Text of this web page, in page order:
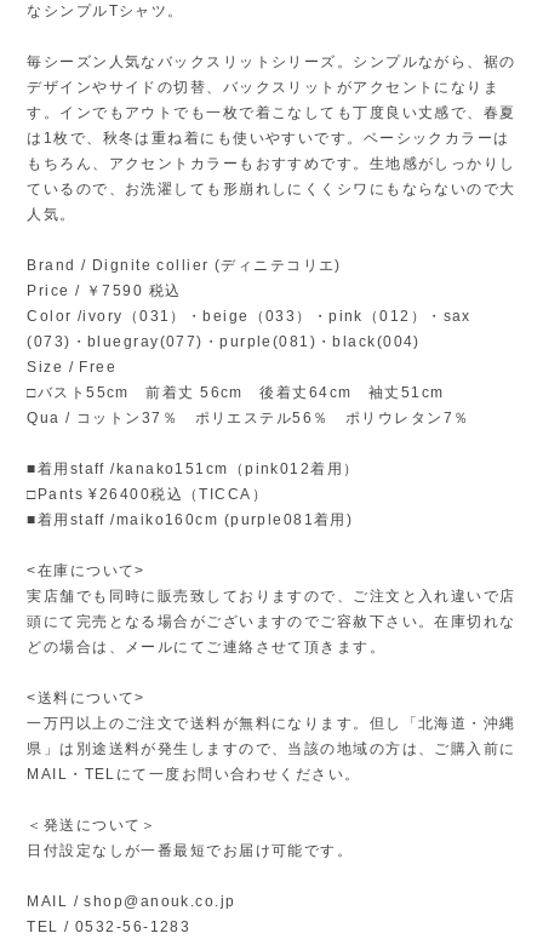
なシンプルTシャツ。
毎シーズン人気なバックスリットシリーズ。シンプルながら、裾の
デザインやサイドの切替、バックスリットがアクセントになりま
す。インでもアウトでも一枚で着こなしても丁度良い丈感で、春夏
は1枚で、秋冬は重ね着にも使いやすいです。ベーシックカラーは
もちろん、アクセントカラーもおすすめです。生地感がしっかりし
ているので、お洗濯しても形崩れしにくくシワにもならないので大
人気。
Brand / Dignite collier (ディニテコリエ)
Price / ￥7590 税込
Color /ivory（031）・beige（033）・pink（012）・sax
(073)・bluegray(077)・purple(081)・black(004)
Size / Free
□バスト55cm 前着丈 56cm 後着丈64cm 袖丈51cm
Qua / コットン37％ ポリエステル56％ ポリウレタン7％
■着用staff /kanako151cm（pink012着用）
□Pants ¥26400税込（TICCA）
■着用staff /maiko160cm (purple081着用)
<在庫について>
実店舗でも同時に販売致しておりますので、ご注文と入れ違いで店
頭にて完売となる場合がございますのでご容赦下さい。在庫切れな
どの場合は、メールにてご連絡させて頂きます。
<送料について>
一万円以上のご注文で送料が無料になります。但し「北海道・沖縄
県」は別途送料が発生しますので、当該の地域の方は、ご購入前に
MAIL・TELにて一度お問い合わせください。
＜発送について＞
日付設定なしが一番最短でお届け可能です。
MAIL /shop@anouk.co.jp
TEL / 0532-56-1283